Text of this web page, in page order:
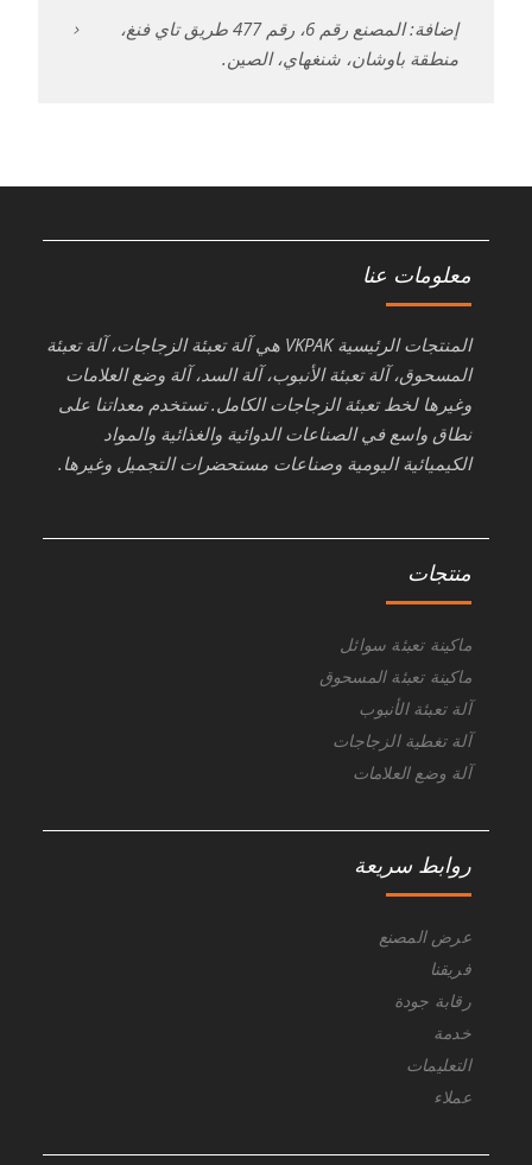
إضافة: المصنع رقم 6، رقم 477 طريق تاي فنغ،
منطقة باوشان، شنغهاي، الصين.
معلومات عنا
المنتجات الرئيسية VKPAK هي آلة تعبئة الزجاجات، آلة تعبئة
المسحوق، آلة تعبئة الأنبوب، آلة السد، آلة وضع العلامات
وغيرها لخط تعبئة الزجاجات الكامل. تستخدم معداتنا على
نطاق واسع في الصناعات الدوائية والغذائية والمواد
الكيميائية اليومية وصناعات مستحضرات التجميل وغيرها.
منتجات
ماكينة تعبئة سوائل
ماكينة تعبئة المسحوق
آلة تعبئة الأنبوب
آلة تغطية الزجاجات
آلة وضع العلامات
روابط سريعة
عرض المصنع
فريقنا
رقابة جودة
خدمة
التعليمات
عملاء